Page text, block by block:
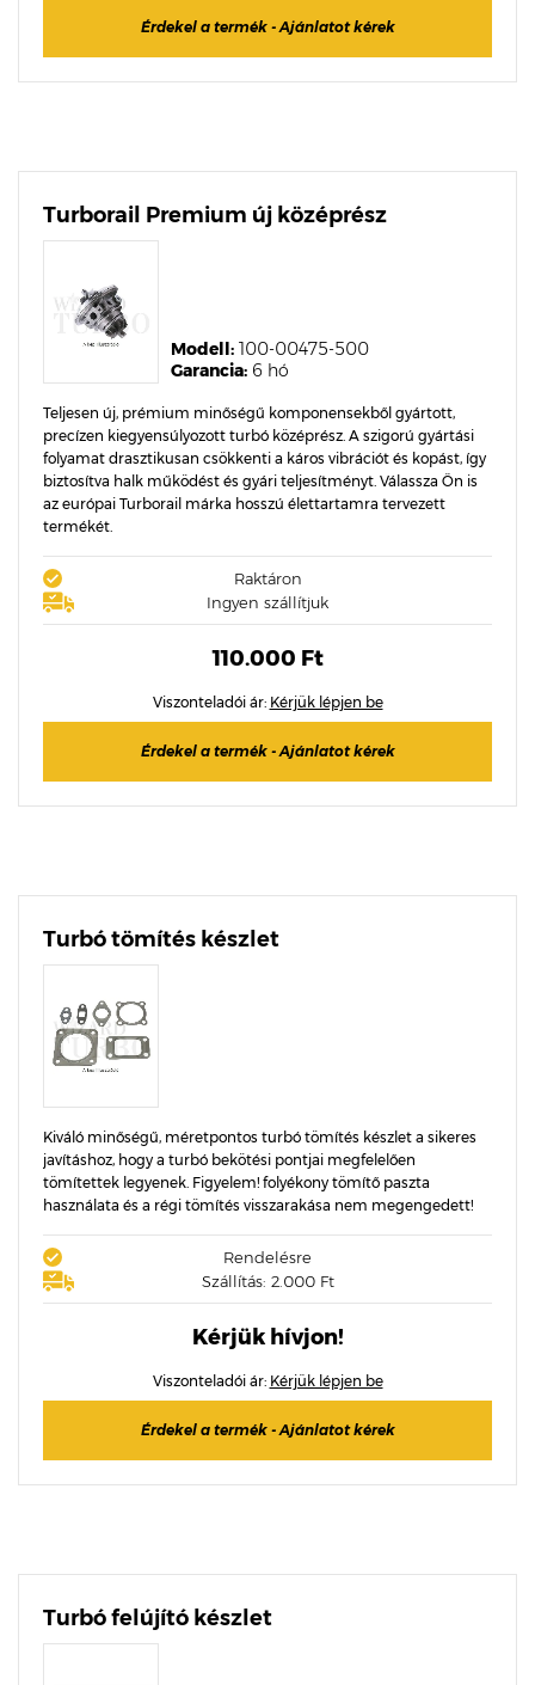
Érdekel a termék - Ajánlatot kérek
Turborail Premium új középrész
Garancia: 6 hó
Modell: 100-00475-500
Teljesen új, prémium minőségű komponensekből gyártott,
precízen kiegyensúlyozott turbó középrész. A szigorú gyártási
folyamat drasztikusan csökkenti a káros vibrációt és kopást, így
biztosítva halk működést és gyári teljesítményt. Válassza Ön is
az európai Turborail márka hosszú élettartamra tervezett
termékét.
Raktáron
Ingyen szállítjuk
110.000 Ft
Viszonteladói ár: Kérjük lépjen be
Érdekel a termék - Ajánlatot kérek
Turbó tömítés készlet
Kiváló minőségű, méretpontos turbó tömítés készlet a sikeres
javításhoz, hogy a turbó bekötési pontjai megfelelően
tömítettek legyenek. Figyelem! folyékony tömítő paszta
használata és a régi tömítés visszarakása nem megengedett!
Rendelésre
Szállítás: 2.000 Ft
Kérjük hívjon!
Viszonteladói ár: Kérjük lépjen be
Érdekel a termék - Ajánlatot kérek
Turbó felújító készlet